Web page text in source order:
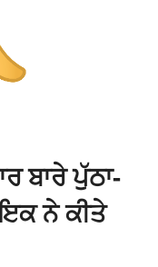
ਬਾਰੇ ਪੁੱਠਾ-
ਨੇ ਕੀਤੇ